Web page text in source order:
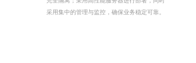
采用集中的管理与监控，确保业务稳定可靠。